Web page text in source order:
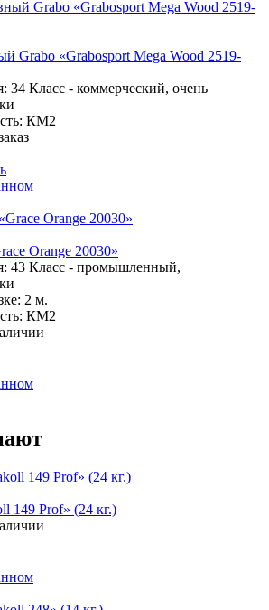
Grabo «Grabosport Mega Wood 2519-
34 Класс - коммерческий, очень
КМ2
Orange 20030»
43 Класс - промышленный,
2 м.
КМ2
149 Prof» (24 кг.)